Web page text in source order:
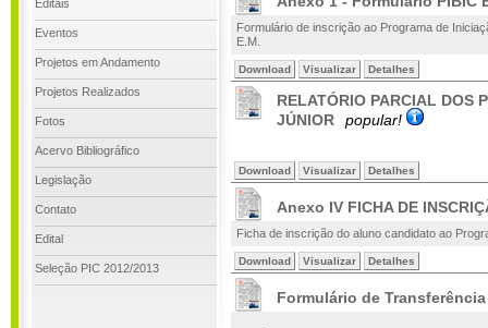
Editais
Eventos
Projetos em Andamento
Projetos Realizados
Fotos
Acervo Bibliográfico
Legislação
Contato
Edital
Seleção PIC 2012/2013
Formulário de inscrição ao Programa de
E.M.
Download Visualizar Detalhes
RELATÓRIO PARCIAL DOS
JÚNIOR
popular!
Download Visualizar Detalhes
Anexo IV FICHA DE
Ficha de inscrição do aluno candidato ao
Download Visualizar Detalhes
Formulário de